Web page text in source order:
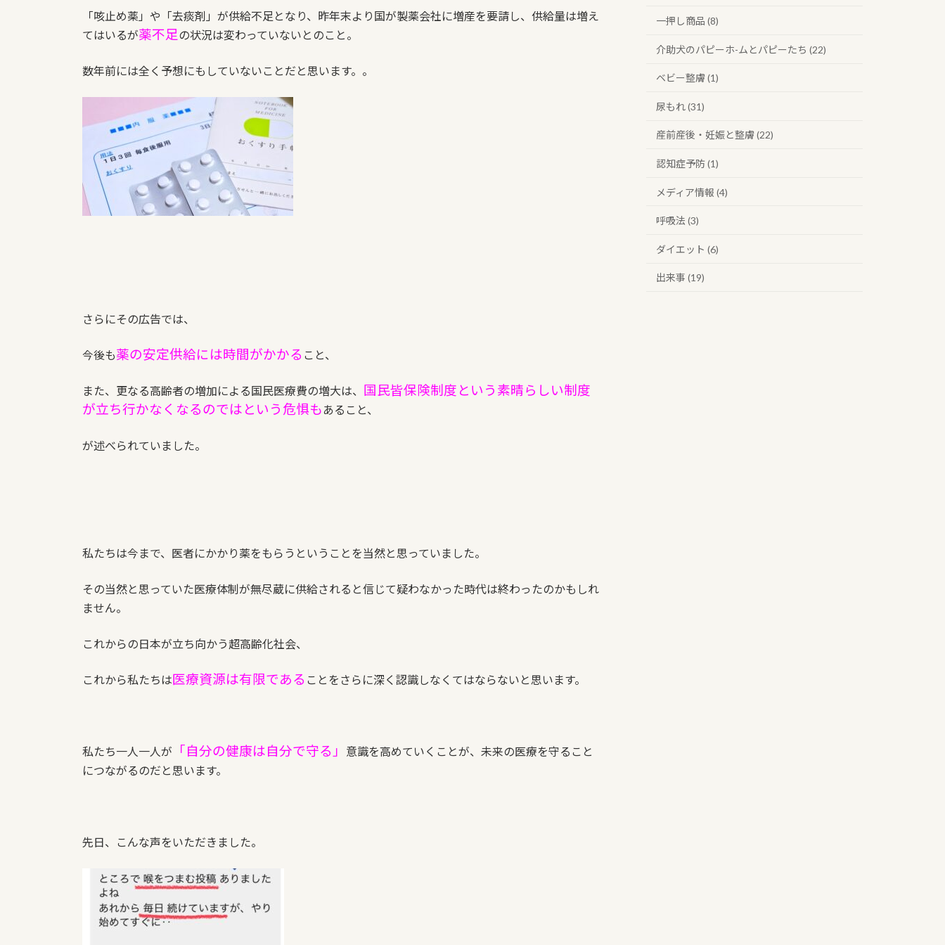
「咳止め薬」や「去痰剤」が供給不足となり、昨年末より国が製薬会社に増産を要請し、供給量は増え
てはいるが薬不足の状況は変わっていないとのこと。
数年前には全く予想にもしていないことだと思います。。
さらにその広告では、
今後も薬の安定供給には時間がかかる こと、
また、更なる高齢者の増加による国民医療費の増大は、 国民皆保険制度という素晴らしい制度
が立ち行かなくなるのではという危惧も あること、
が述べられていました。
私たちは今まで、医者にかかり薬をもらうということを当然と思っていました。
その当然と思っていた医療体制が無尽蔵に供給されると信じて疑わなかった時代は終わったのかもしれ
ません。
これからの日本が立ち向かう超高齢化社会、
これから私たちは医療資源は有限である ことをさらに深く認識しなくてはならないと思います。
私たち一人一人が 「自分の健康は自分で守る」
意識を高めていくことが、未来の医療を守ること
につながるのだと思います。
先日、こんな声をいただきました。
一押し商品 (8)
介助犬のパピーホ-ムとパピーたち (22)
ベビー整膚 (1)
尿もれ (31)
産前産後・妊娠と整膚 (22)
認知症予防 (1)
メディア情報 (4)
呼吸法 (3)
ダイエット (6)
出来事 (19)